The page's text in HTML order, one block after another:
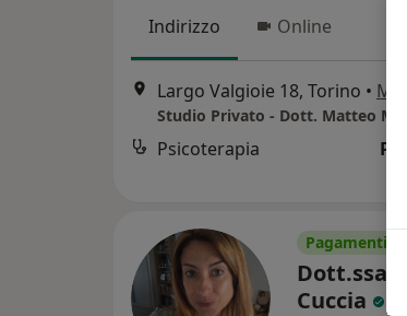
Indirizzo Online
Largo Valgioie 18, Torino •
Studio Privato - Dott. Matteo
Psicoterapia
Pagamenti
Dott.ssa
Cuccia